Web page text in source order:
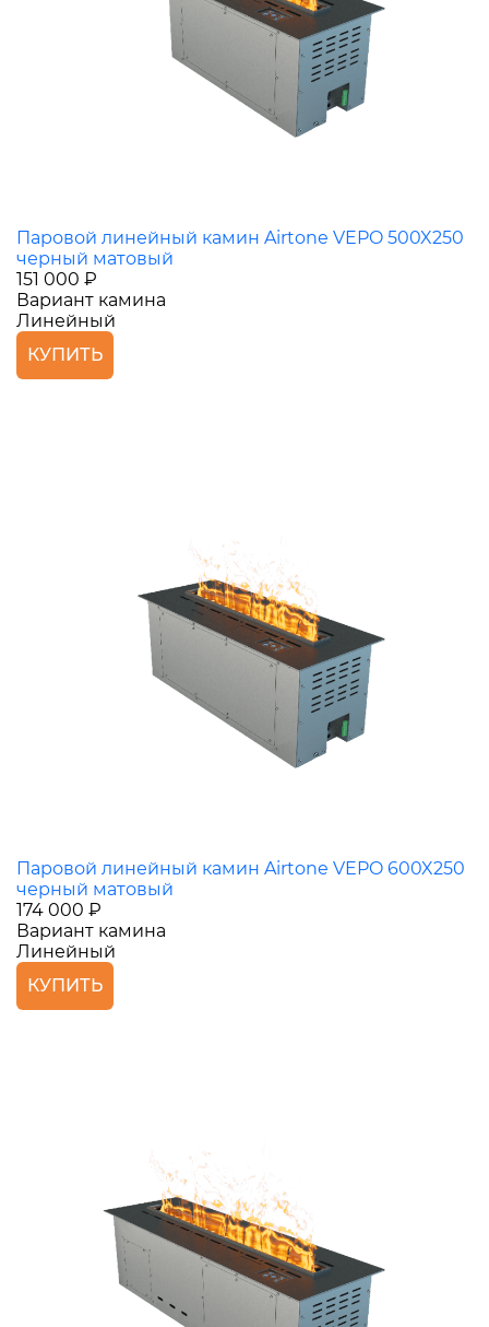
Паровой линейный камин Airtone VEPO 500X250
черный матовый
151 000 ₽
Вариант камина
Линейный
КУПИТЬ
Паровой линейный камин Airtone VEPO 600X250
черный матовый
174 000 ₽
Вариант камина
Линейный
КУПИТЬ